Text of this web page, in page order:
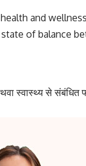
and
of balance
स्वास्थ्य से